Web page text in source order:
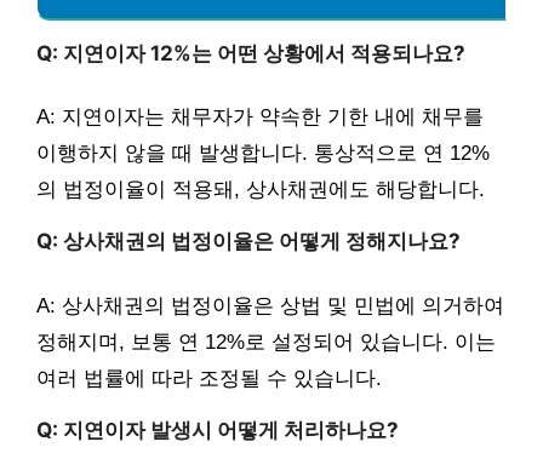
Q: 지연이자 12%는 어떤 상황에서 적용되나요?
A: 지연이자는 채무자가 약속한 기한 내에 채무를
이행하지 않을 때 발생합니다. 통상적으로 연 12%
의 법정이율이 적용돼, 상사채권에도 해당합니다.
Q: 상사채권의 법정이율은 어떻게 정해지나요?
A: 상사채권의 법정이율은 상법 및 민법에 의거하여
정해지며, 보통 연 12%로 설정되어 있습니다. 이는
여러 법률에 따라 조정될 수 있습니다.
Q: 지연이자 발생시 어떻게 처리하나요?